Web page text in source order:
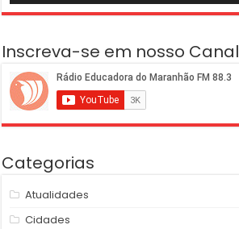
Inscreva-se em nosso Canal
Categorias
Atualidades
Cidades